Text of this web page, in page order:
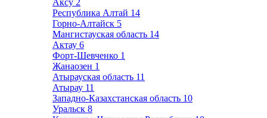
Аксу 2
Республика Алтай 14
Горно-Алтайск 5
Мангистауская область 14
Актау 6
Форт-Шевченко 1
Жанаозен 1
Атырауская область 11
Атырау 11
Западно-Казахстанская область 10
Уральск 8